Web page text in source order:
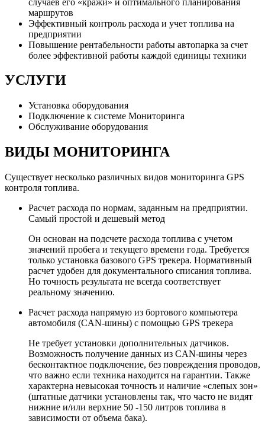
маршрутов
Эффективный контроль расхода и учет топлива на
предприятии
Повышение рентабельности работы автопарка за счет
более эффективной работы каждой единицы техники
УСЛУГИ
Установка оборудования
Подключение к системе Мониторинга
Обслуживание оборудования
ВИДЫ МОНИТОРИНГА
Существует несколько различных видов мониторинга GPS
контроля топлива.
Расчет расхода по нормам, заданным на предприятии.
Самый простой и дешевый метод
Он основан на подсчете расхода топлива с учетом
значений пробега и текущего времени года. Требуется
только установка базового GPS трекера. Нормативный
расчет удобен для документального списания топлива.
Но точность результата не всегда соответствует
реальному значению.
Расчет расхода напрямую из бортового компьютера
автомобиля (CAN-шины) с помощью GPS трекера
Не требует установки дополнительных датчиков.
Возможность получение данных из CAN-шины через
бесконтактное подключение, без повреждения проводов,
что важно если техника находится на гарантии. Также
характерна невысокая точность и наличие «слепых зон»
(штатные датчики установлены так, что часто не видят
нижние и/или верхние 50 -150 литров топлива в
зависимости от объема бака).